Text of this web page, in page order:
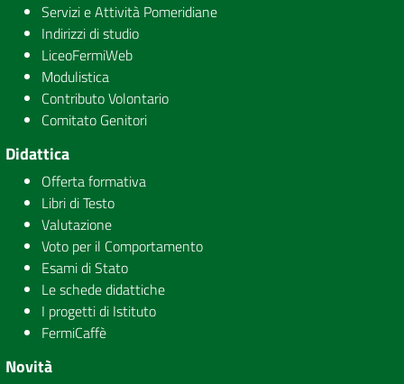
Servizi e Attività Pomeridiane
Indirizzi di studio
LiceoFermiWeb
Modulistica
Contributo Volontario
Comitato Genitori
Didattica
Offerta formativa
Libri di Testo
Valutazione
Voto per il Comportamento
Esami di Stato
Le schede didattiche
I progetti di Istituto
FermiCaffè
Novità